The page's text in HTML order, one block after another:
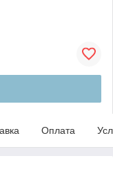
Оплата